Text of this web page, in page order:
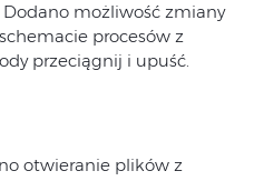
Dodano możliwość zmiany
procesów z
przeciągnij i upuść.
otwieranie plików z